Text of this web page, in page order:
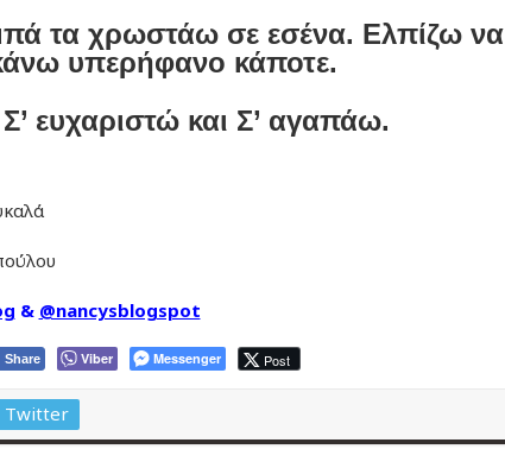
τα χρωστάω σε εσένα. Ελπίζω να
υπερήφανο κάποτε.
ευχαριστώ και Σ’ αγαπάω.
& @nancysblogspot
Share Viber Messenger Post
Twitter